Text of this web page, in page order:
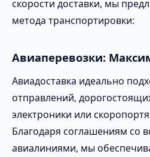
скорости доставки, мы
метода транспортировки:
Авиаперевозки:
Авиадоставка идеально
отправлений,
электроники или
Благодаря соглашениям со
авиалиниями, мы